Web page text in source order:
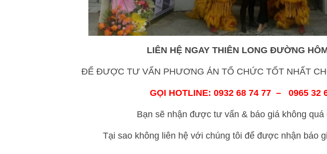
LIÊN HỆ NGAY THIÊN LONG ĐƯỜNG
ĐỂ ĐƯỢC TƯ VẤN PHƯƠNG ÁN TỔ CHỨC TỐT NHẤT
GỌI HOTLINE: 0932 68 74 77 – 0965 32
Bạn sẽ nhận được tư vấn & báo giá không quá
Tại sao không liên hệ với chúng tôi để được nhận báo